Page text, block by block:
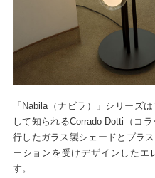
「Nabila（ナビラ）」シリーズ
して知られるCorrado Dotti（コ
行したガラス製シェードとブラ
ーションを受けデザインしたエ
す。